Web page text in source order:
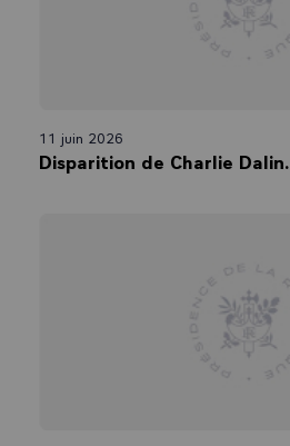
11 juin 2026
Disparition de Charlie Dalin.